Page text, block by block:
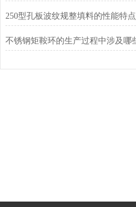
250型孔板波纹规整填料的性能特点